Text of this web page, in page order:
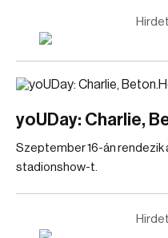
yoUDay: Charlie,
Szeptember 16-án rendezik
stadionshow-t.